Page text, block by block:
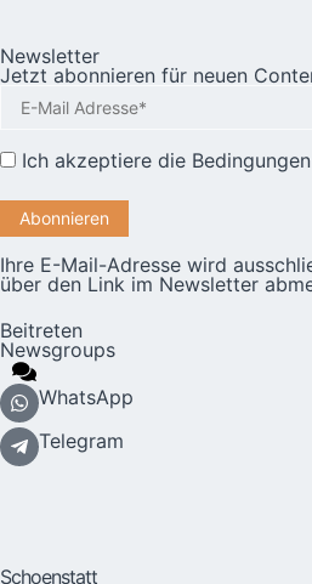
Newsletter
Jetzt abonnieren für neuen
Ich akzeptiere die
Ihre E-Mail-Adresse wird
über den Link im Newsletter
Beitreten
Newsgroups
WhatsApp
Telegram
Schoenstatt